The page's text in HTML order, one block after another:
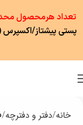
خانه دفتر و دفترچه
تعداد هرمحصول
پستی پیشتاز/اکسپرس (رایگان بالای 1.5